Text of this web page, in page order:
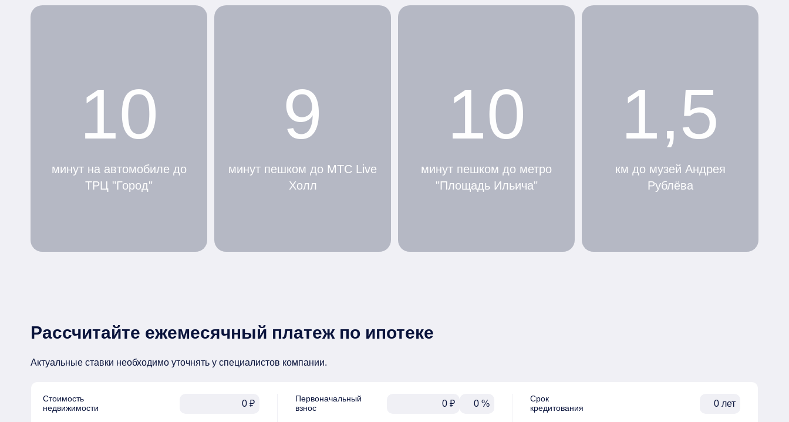
10
минут на автомобиле до
ТРЦ "Город"
9
минут пешком до МТС Live
Холл
10
минут пешком до метро
"Площадь Ильича"
1,5
км до музей Андрея
Рублёва
Рассчитайте ежемесячный платеж по ипотеке
Актуальные ставки необходимо уточнять у специалистов компании.
Стоимость
недвижимости
₽
Первоначальный
взнос
₽ %
Срок
кредитования
лет